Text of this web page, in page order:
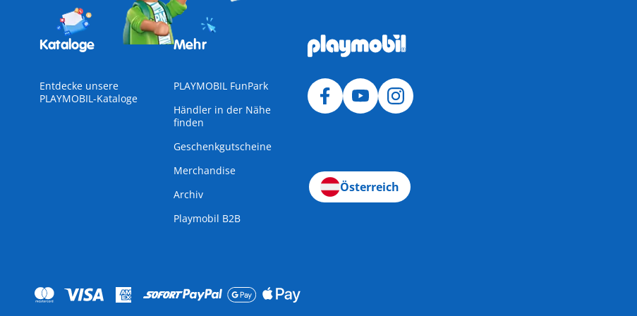
Kataloge
Entdecke unsere
PLAYMOBIL-Kataloge
Mehr
PLAYMOBIL FunPark
Händler in der Nähe
finden
Geschenkgutscheine
Merchandise
Archiv
Playmobil B2B
Österreich